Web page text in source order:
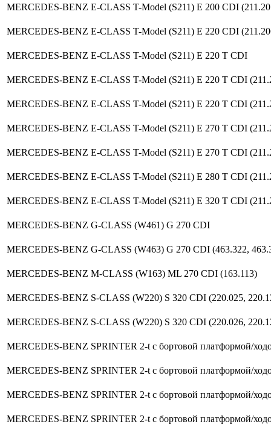
MERCEDES-BENZ E-CLASS T-Model (S211) E 200 CDI
MERCEDES-BENZ E-CLASS T-Model (S211) E 220 CDI
MERCEDES-BENZ E-CLASS T-Model (S211) E 220 T CDI
MERCEDES-BENZ E-CLASS T-Model (S211) E 220 T CDI
MERCEDES-BENZ E-CLASS T-Model (S211) E 220 T CDI
MERCEDES-BENZ E-CLASS T-Model (S211) E 270 T CDI
MERCEDES-BENZ E-CLASS T-Model (S211) E 270 T CDI
MERCEDES-BENZ E-CLASS T-Model (S211) E 280 T CDI
MERCEDES-BENZ E-CLASS T-Model (S211) E 320 T CDI
MERCEDES-BENZ G-CLASS (W461) G 270 CDI
MERCEDES-BENZ G-CLASS (W463) G 270 CDI (463.322,
MERCEDES-BENZ M-CLASS (W163) ML 270 CDI (163.113)
MERCEDES-BENZ S-CLASS (W220) S 320 CDI (220.025,
MERCEDES-BENZ S-CLASS (W220) S 320 CDI (220.026,
MERCEDES-BENZ SPRINTER 2-t c бортовой платформой/
MERCEDES-BENZ SPRINTER 2-t c бортовой платформой/
MERCEDES-BENZ SPRINTER 2-t c бортовой платформой/
MERCEDES-BENZ SPRINTER 2-t c бортовой платформой/